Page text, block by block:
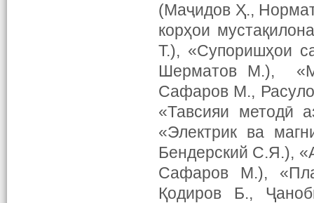
(Маҷидов Ҳ.,
корҳои
Т.), «Супоришҳои
Шерматов М.),
Сафаров М.,
«Тавсияи методӣ
«Электрик ва
Бендерский С.Я.),
Сафаров М.),
Қодиров Б.,